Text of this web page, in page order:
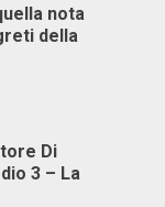
nota
della
Di
3 – La